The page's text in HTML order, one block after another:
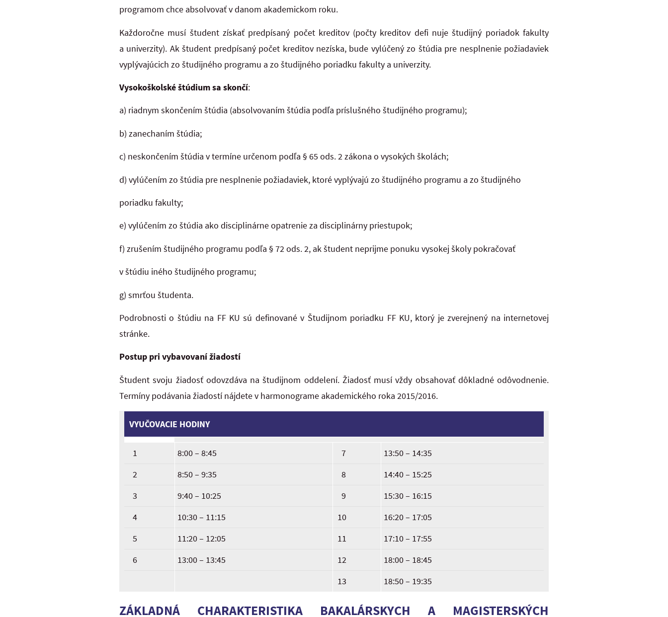
programom chce absolvovať v danom akademickom roku.
Každoročne musí študent získať predpísaný počet kreditov (počty kreditov defi nuje študijný poriadok fakulty
a univerzity). Ak študent predpísaný počet kreditov nezíska, bude vylúčený zo štúdia pre nesplnenie požiadaviek
vyplývajúcich zo študijného programu a zo študijného poriadku fakulty a univerzity.
Vysokoškolské štúdium sa skončí:
a) riadnym skončením štúdia (absolvovaním štúdia podľa príslušného študijného programu);
b) zanechaním štúdia;
c) neskončením štúdia v termíne určenom podľa § 65 ods. 2 zákona o vysokých školách;
d) vylúčením zo štúdia pre nesplnenie požiadaviek, ktoré vyplývajú zo študijného programu a zo študijného
poriadku fakulty;
e) vylúčením zo štúdia ako disciplinárne opatrenie za disciplinárny priestupok;
f) zrušením študijného programu podľa § 72 ods. 2, ak študent neprijme ponuku vysokej školy pokračovať
v štúdiu iného študijného programu;
g) smrťou študenta.
Podrobnosti o štúdiu na FF KU sú definované v Študijnom poriadku FF KU, ktorý je zverejnený na internetovej
stránke.
Postup pri vybavovaní žiadostí
Študent svoju žiadosť odovzdáva na študijnom oddelení. Žiadosť musí vždy obsahovať dôkladné odôvodnenie.
Termíny podávania žiadostí nájdete v harmonograme akademického roka 2015/2016.
VYUČOVACIE HODINY
1 8:00 – 8:45 7
13:50 – 14:35
2
8:50 – 9:35 8
14:40 – 15:25
3
9:40 – 10:25 9
15:30 – 16:15
4
10:30 – 11:15 10
16:20 – 17:05
5
11:20 – 12:05 11
17:10 – 17:55
6
13:00 – 13:45 12
18:00 – 18:45
13
18:50 – 19:35
ZÁKLADNÁ CHARAKTERISTIKA BAKALÁRSKYCH A MAGISTERSKÝCH